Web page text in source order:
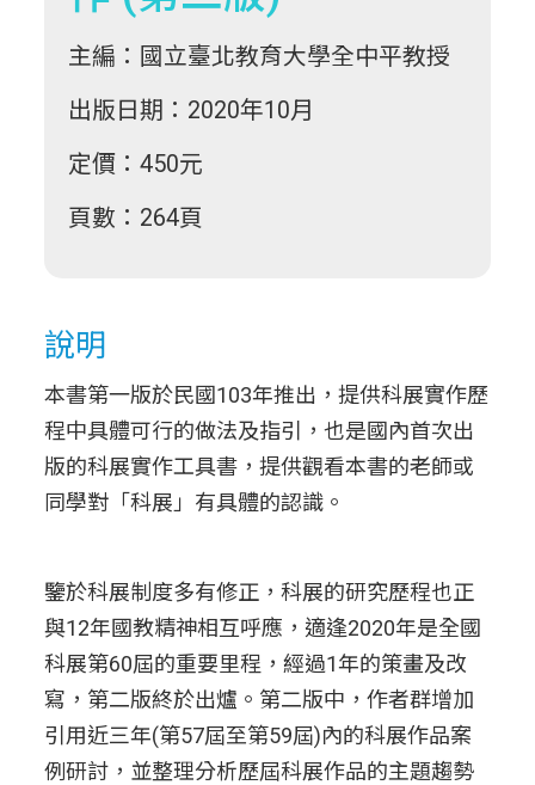
主編：國立臺北教育大學全中平教授
出版日期：2020年10月
定價：450元
頁數：264頁
說明
本書第一版於民國103年推出，提供科展實作歷
程中具體可行的做法及指引，也是國內首次出
版的科展實作工具書，提供觀看本書的老師或
同學對「科展」有具體的認識。
鑒於科展制度多有修正，科展的研究歷程也正
與12年國教精神相互呼應，適逢2020年是全國
科展第60屆的重要里程，經過1年的策畫及改
寫，第二版終於出爐。第二版中，作者群增加
引用近三年(第57屆至第59屆)內的科展作品案
例研討，並整理分析歷屆科展作品的主題趨勢